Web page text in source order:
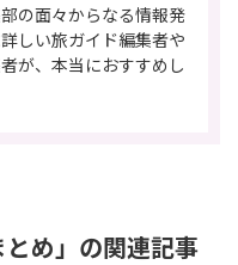
の面々からなる情報発
しい旅ガイド編集者や
が、本当におすすめし
とめ」の関連記事